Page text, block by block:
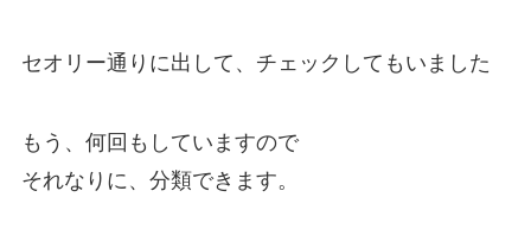
セオリー通りに出して、チェックしてもいました
もう、何回もしていますので
それなりに、分類できます。